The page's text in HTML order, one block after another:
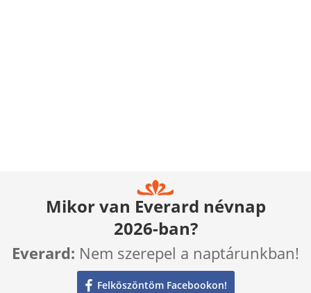
Mikor van Everard névnap
2026-ban?
Everard: Nem szerepel a naptárunkban!
Felköszöntöm Facebookon!